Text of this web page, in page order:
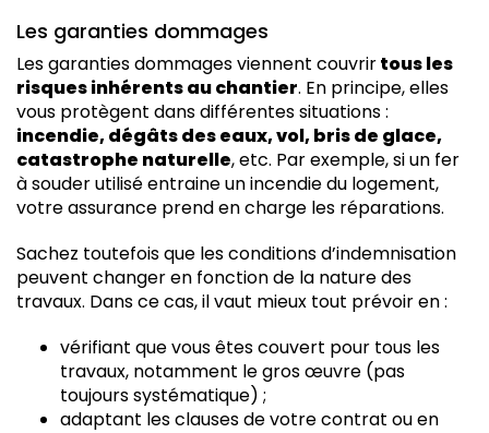
Les garanties dommages
Les garanties dommages viennent couvrirtous les
risques inhérents au chantier. En principe, elles
vous protègent dans différentes situations :
incendie, dégâts des eaux, vol, bris de glace,
catastrophe naturelle, etc. Par exemple, si un fer
à souder utilisé entraine un incendie du logement,
votre assurance prend en charge les réparations.
Sachez toutefois que les conditions d’indemnisation
peuvent changer en fonction de la nature des
travaux. Dans ce cas, il vaut mieux tout prévoir en :
vérifiant que vous êtes couvert pour tous les
travaux, notamment le gros œuvre (pas
toujours systématique) ;
adaptant les clauses de votre contrat ou en